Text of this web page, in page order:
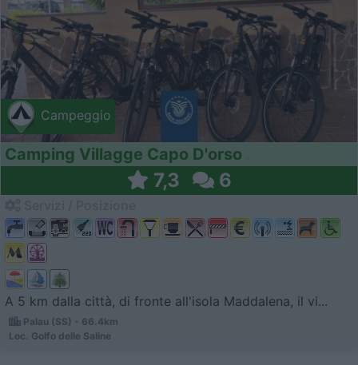
Campeggio
Camping Villagge Capo D'orso
7,3 6
A 5 km dalla città, di fronte all'isola Maddalena, il vi...
Palau (SS) - 66.4km
Loc. Golfo delle Saline